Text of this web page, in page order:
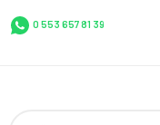
0 553 657 81 39